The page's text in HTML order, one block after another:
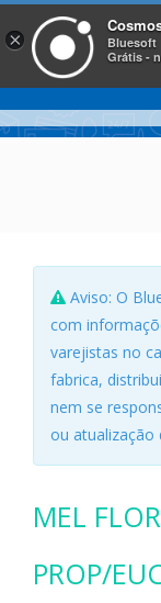
Aviso: O
com
varejistas no
fabrica,
nem se
ou atualização
MEL
PROP/
×
Bluesoft
Grátis -